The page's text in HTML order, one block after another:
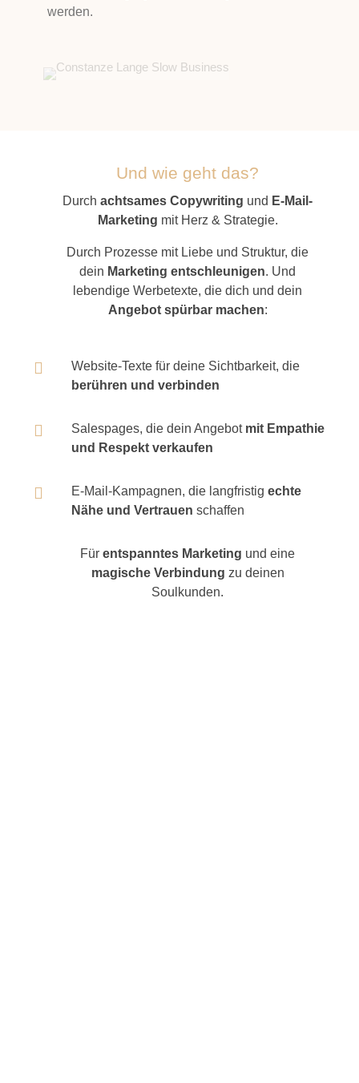
werden.
Und wie geht das?
Durch achtsames Copywriting und E-Mail-
Marketing mit Herz & Strategie.
Durch Prozesse mit Liebe und Struktur, die
dein Marketing entschleunigen. Und
lebendige Werbetexte, die dich und dein
Angebot spürbar machen:

Website-Texte für deine Sichtbarkeit, die
berühren und verbinden
 Salespages, die dein Angebot mit Empathie
und Respekt verkaufen
 E-Mail-Kampagnen, die langfristig echte
Nähe und Vertrauen schaffen
Für entspanntes Marketing und eine
magische Verbindung zu deinen
Soulkunden.